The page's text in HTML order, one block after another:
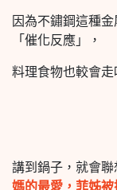
因為不鏽鋼這種
「催化反應」，
料理食物也較會
講到鍋子，就會
媽的最愛，菲姊被